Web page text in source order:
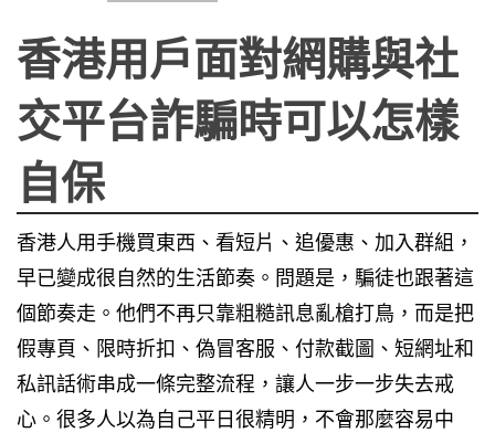
香港用戶面對網購與社
交平台詐騙時可以怎樣
自保
香港人用手機買東西、看短片、追優惠、加入群組，
早已變成很自然的生活節奏。問題是，騙徒也跟著這
個節奏走。他們不再只靠粗糙訊息亂槍打鳥，而是把
假專頁、限時折扣、偽冒客服、付款截圖、短網址和
私訊話術串成一條完整流程，讓人一步一步失去戒
心。很多人以為自己平日很精明，不會那麼容易中